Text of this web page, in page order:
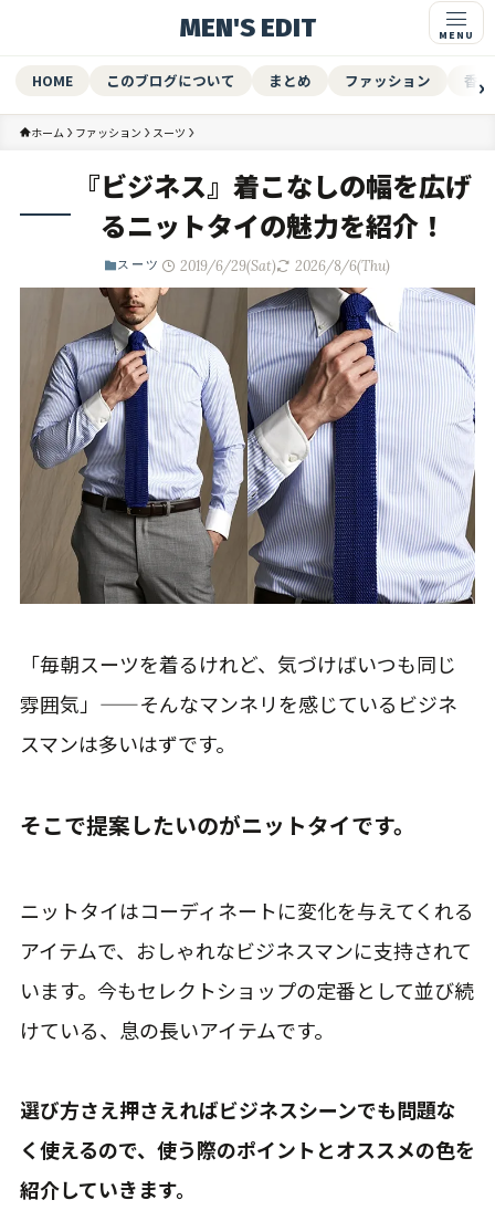
MEN'S EDIT
HOME このブログについて まとめ ファッション 香水
ホーム ファッション スーツ
『ビジネス』着こなしの幅を広げ
るニットタイの魅力を紹介！
スーツ 2019/6/29(Sat) 2026/8/6(Thu)
「毎朝スーツを着るけれど、気づけばいつも同じ
雰囲気」——そんなマンネリを感じているビジネ
スマンは多いはずです。
そこで提案したいのがニットタイです。
ニットタイはコーディネートに変化を与えてくれる
アイテムで、おしゃれなビジネスマンに支持されて
います。今もセレクトショップの定番として並び続
けている、息の長いアイテムです。
選び方さえ押さえればビジネスシーンでも問題な
く使えるので、使う際のポイントとオススメの色を
紹介していきます。